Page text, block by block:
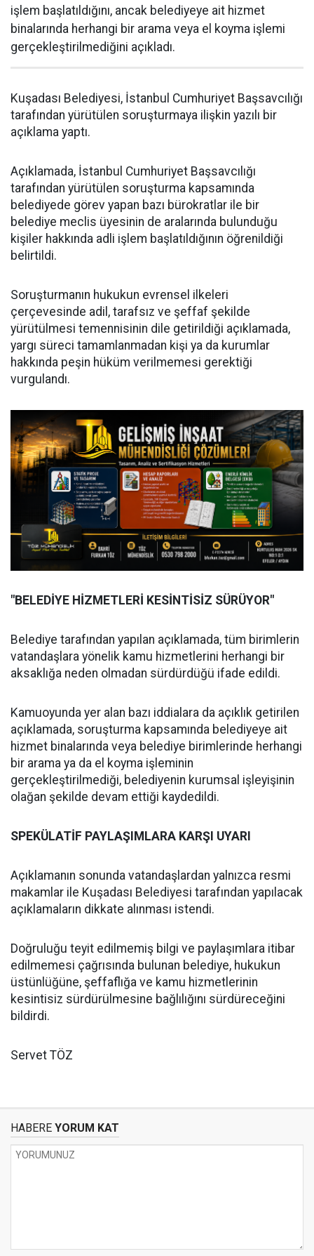
işlem başlatıldığını, ancak belediyeye ait hizmet
binalarında herhangi bir arama veya el koyma işlemi
gerçekleştirilmediğini açıkladı.
Kuşadası Belediyesi, İstanbul Cumhuriyet Başsavcılığı
tarafından yürütülen soruşturmaya ilişkin yazılı bir
açıklama yaptı.
Açıklamada, İstanbul Cumhuriyet Başsavcılığı
tarafından yürütülen soruşturma kapsamında
belediyede görev yapan bazı bürokratlar ile bir
belediye meclis üyesinin de aralarında bulunduğu
kişiler hakkında adli işlem başlatıldığının öğrenildiği
belirtildi.
Soruşturmanın hukukun evrensel ilkeleri
çerçevesinde adil, tarafsız ve şeffaf şekilde
yürütülmesi temennisinin dile getirildiği açıklamada,
yargı süreci tamamlanmadan kişi ya da kurumlar
hakkında peşin hüküm verilmemesi gerektiği
vurgulandı.
"BELEDİYE HİZMETLERİ KESİNTİSİZ SÜRÜYOR"
Belediye tarafından yapılan açıklamada, tüm birimlerin
vatandaşlara yönelik kamu hizmetlerini herhangi bir
aksaklığa neden olmadan sürdürdüğü ifade edildi.
Kamuoyunda yer alan bazı iddialara da açıklık getirilen
açıklamada, soruşturma kapsamında belediyeye ait
hizmet binalarında veya belediye birimlerinde herhangi
bir arama ya da el koyma işleminin
gerçekleştirilmediği, belediyenin kurumsal işleyişinin
olağan şekilde devam ettiği kaydedildi.
SPEKÜLATİF PAYLAŞIMLARA KARŞI UYARI
Açıklamanın sonunda vatandaşlardan yalnızca resmi
makamlar ile Kuşadası Belediyesi tarafından yapılacak
açıklamaların dikkate alınması istendi.
Doğruluğu teyit edilmemiş bilgi ve paylaşımlara itibar
edilmemesi çağrısında bulunan belediye, hukukun
üstünlüğüne, şeffaflığa ve kamu hizmetlerinin
kesintisiz sürdürülmesine bağlılığını sürdüreceğini
bildirdi.
Servet TÖZ
HABERE YORUM KAT